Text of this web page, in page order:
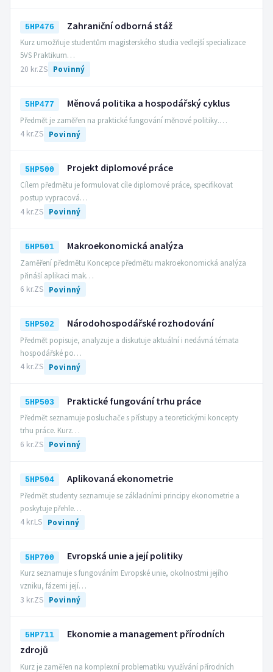
5HP476 Zahraniční odborná stáž
Kurz umožňuje studentům magisterského studia vedlejší specializace
5VS Praktikum…
20 kr.ZS Povinný
5HP477 Měnová politika a hospodářský cyklus
Předmět je zaměřen na praktické fungování měnové politiky.…
4 kr.ZS Povinný
5HP500 Projekt diplomové práce
Cílem předmětu je formulovat cíle diplomové práce, specifikovat
postup vypracová…
4 kr.ZS Povinný
5HP501 Makroekonomická analýza
Zaměření předmětu Koncepce předmětu makroekonomická analýza
přináší aplikaci mak…
6 kr.ZS Povinný
5HP502 Národohospodářské rozhodování
Předmět popisuje, analyzuje a diskutuje aktuální i nedávná témata
hospodářské po…
4 kr.ZS Povinný
5HP503 Praktické fungování trhu práce
Předmět seznamuje posluchače s přístupy a teoretickými koncepty
trhu práce. Kurz…
6 kr.ZS Povinný
5HP504 Aplikovaná ekonometrie
Předmět studenty seznamuje se základními principy ekonometrie a
poskytuje přehle…
4 kr.LS Povinný
5HP700 Evropská unie a její politiky
Kurz seznamuje s fungováním Evropské unie, okolnostmi jejího
vzniku, fázemi její…
3 kr.ZS Povinný
5HP711
Ekonomie a management přírodních
zdrojů
Kurz je zaměřen na komplexní problematiku využívání přírodních